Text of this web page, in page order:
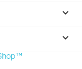

keyboard_arrow_down